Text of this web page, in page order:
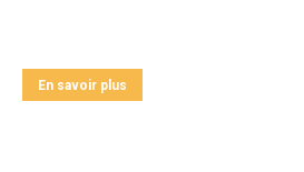
En savoir plus